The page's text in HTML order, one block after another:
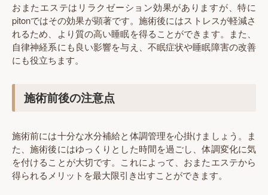
おまたエステはリラクゼーション効果がありますが、特に
pitonではその効果が顕著です。施術後にはストレスが軽減さ
れるため、より質の高い睡眠を得ることができます。また、
自律神経系にも良い影響を与え、不眠症状や睡眠障害の改善
にも役立ちます。
施術前後の注意点
施術前には十分な水分補給と体調管理を心掛けましょう。ま
た、施術後にはゆっくりとした時間を過ごし、体調変化に気
を付けることが大切です。これによって、おまたエステから
得られるメリットを最大限引き出すことができます。